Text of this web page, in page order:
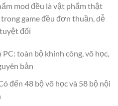
mod đều là vật phẩm thật
game đều đơn thuần, dễ
đối
toàn bộ khinh công, võ học,
bản
đến 48 bộ võ học và 58 bộ nội